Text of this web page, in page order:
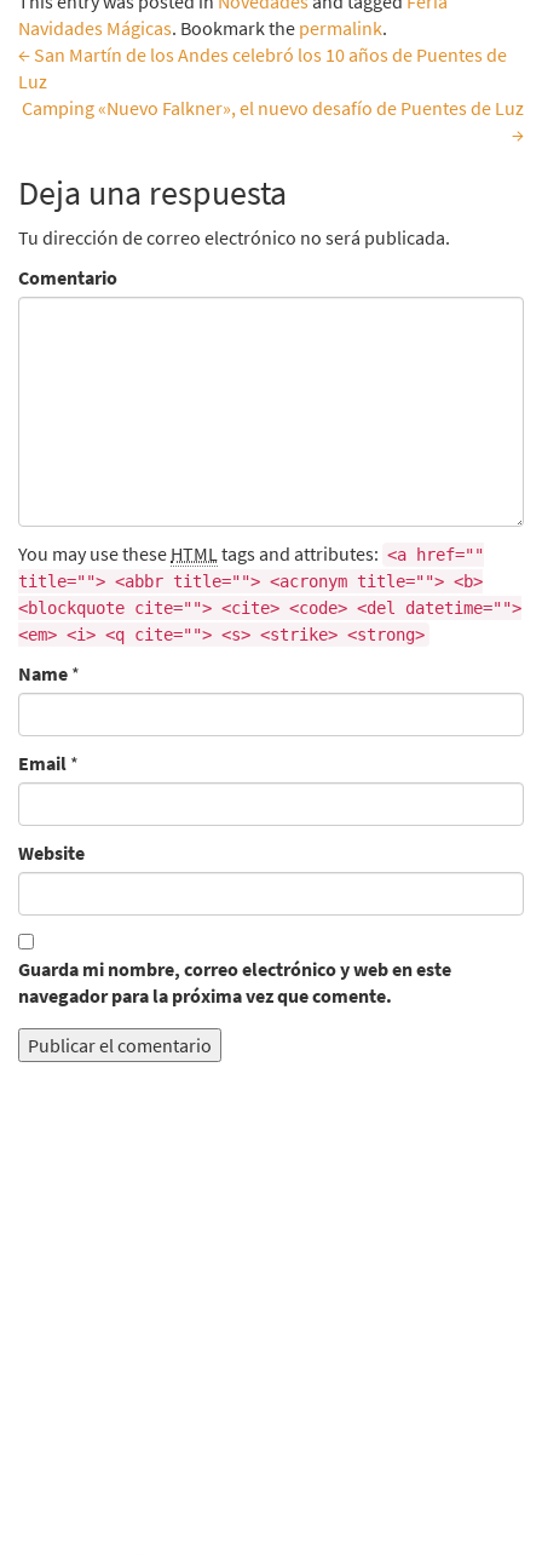
Navidades Mágicas. Bookmark the permalink.
Navegar
← San Martín de los Andes celebró los 10 años de Puentes de
Luz
Camping «Nuevo Falkner», el nuevo desafío de Puentes de Luz
→
Deja una respuesta
Tu dirección de correo electrónico no será publicada.
Comentario
You may use these HTMLtags and attributes: <a href=""
title=""> <abbr title=""> <acronym title=""> <b>
<blockquote cite=""> <cite> <code> <del datetime="">
<em> <i> <q cite=""> <s> <strike> <strong>
Name *
Email *
Website
Guarda mi nombre, correo electrónico y web en este
navegador para la próxima vez que comente.